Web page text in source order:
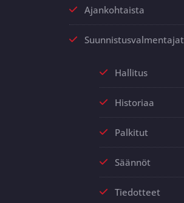
Ajankohtaista
Suunnistusvalmentajat
Hallitus
Historiaa
Palkitut
Säännöt
Tiedotteet